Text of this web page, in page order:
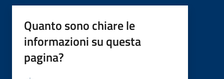
Quanto sono chiare le
informazioni su questa
pagina?